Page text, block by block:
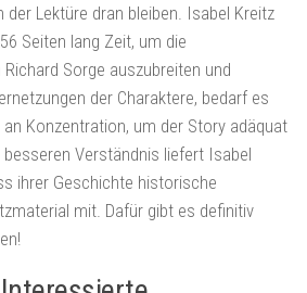
Lektüre dran bleiben. Isabel Kreitz
Seiten lang Zeit, um die
Sorge auszubreiten und
der Charaktere, bedarf es
Konzentration, um der Story adäquat
Verständnis liefert Isabel
ihrer Geschichte historische
mit. Dafür gibt es definitiv